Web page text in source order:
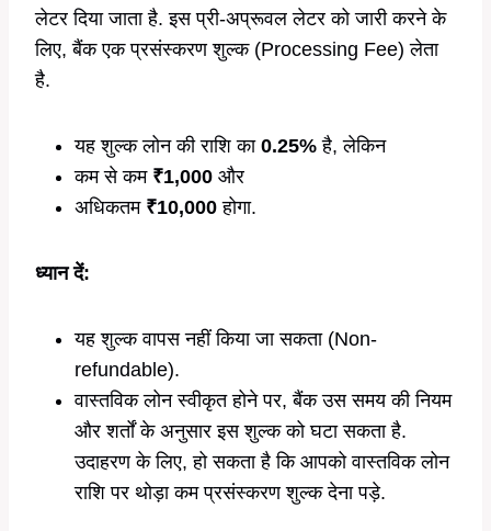
लेटर दिया जाता है. इस प्री-अप्रूवल लेटर को जारी करने के
लिए, बैंक एक प्रसंस्करण शुल्क (Processing Fee) लेता
है.
यह शुल्क लोन की राशि का 0.25% है, लेकिन
कम से कम ₹1,000 और
अधिकतम ₹10,000 होगा.
ध्यान दें:
यह शुल्क वापस नहीं किया जा सकता (Non-
refundable).
वास्तविक लोन स्वीकृत होने पर, बैंक उस समय की नियम
और शर्तों के अनुसार इस शुल्क को घटा सकता है.
उदाहरण के लिए, हो सकता है कि आपको वास्तविक लोन
राशि पर थोड़ा कम प्रसंस्करण शुल्क देना पड़े.